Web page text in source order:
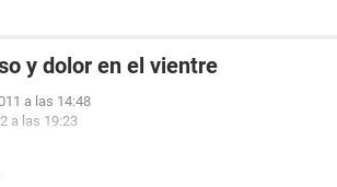
y dolor en el vientre
a las 14:48
a las 19:23